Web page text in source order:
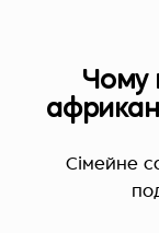
Чому
Сімейне